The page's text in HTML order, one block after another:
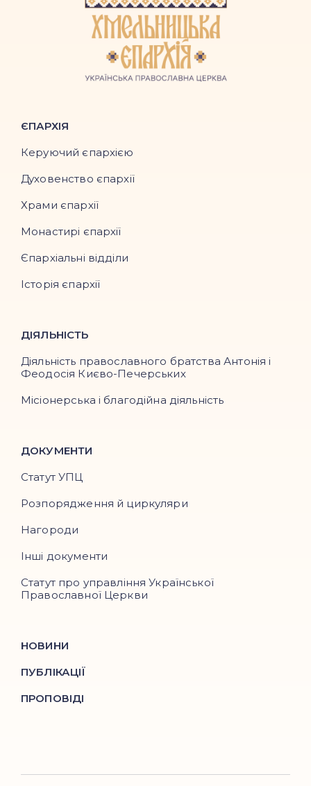
ЄПАРХІЯ
Керуючий єпархією
Духовенство єпархії
Храми єпархії
Монастирі єпархії
Єпархіальні відділи
Історія єпархії
ДІЯЛЬНІСТЬ
Діяльність православного братства Антонія і
Феодосія Києво-Печерських
Місіонерська і благодійна діяльність
ДОКУМЕНТИ
Статут УПЦ
Розпорядження й циркуляри
Нагороди
Інші документи
Статут про управління Української
Православної Церкви
НОВИНИ
ПУБЛІКАЦІЇ
ПРОПОВІДІ